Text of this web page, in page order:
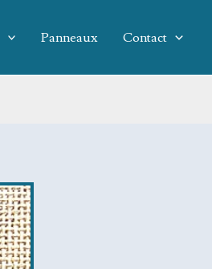
Panneaux Contact